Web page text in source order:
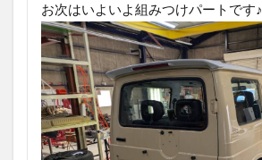
お次はいよいよ組みつけパートです♪